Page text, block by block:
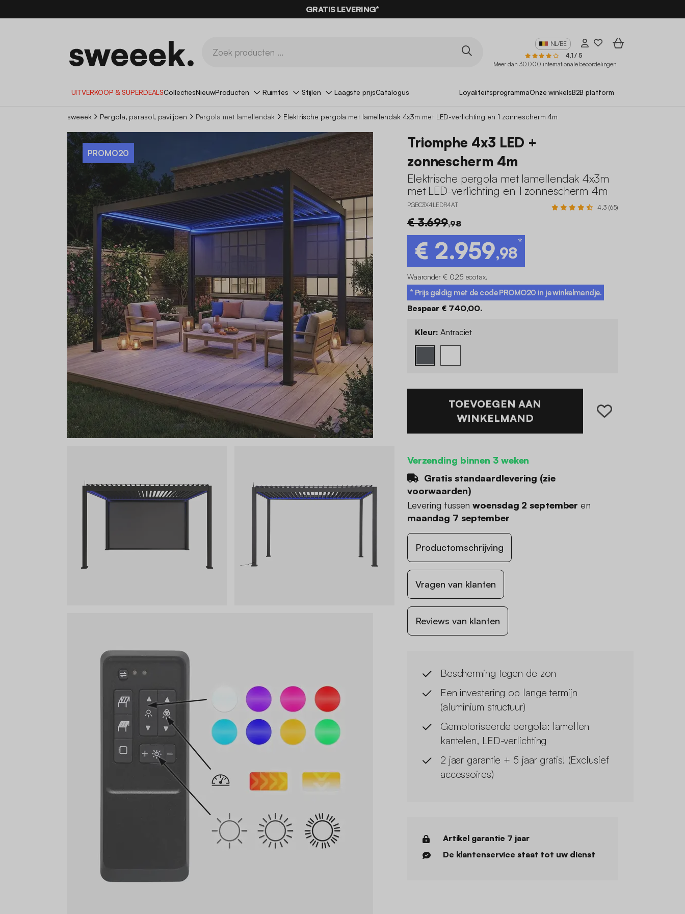
AANBIEDINGEN*MET DE
GRATIS LEVERING*
NL/BE
4,1 / 5
Meer dan 30.000 internationale beoordelingen
UITVERKOOP & SUPERDEALSCollectiesNieuwProducten Ruimtes Stijlen Laagste prijsCatalogus LoyaliteitsprogrammaOnze winkelsB2B platform
sweeek Pergola, parasol, paviljoen Pergola met lamellendak Elektrische pergola met lamellendak 4x3m met LED-verlichting en 1 zonnescherm 4m
PROMO20
Triomphe 4x3 LED +
zonnescherm 4m
Elektrische pergola met lamellendak 4x3m
met LED-verlichting en 1 zonnescherm 4m
PGBC3X4LEDR4AT 4.3 (65)
€ 3.699,98
€ 2.959,98
*
Waaronder € 0,25 ecotax.
* Prijs geldig met de codePROMO20 in je winkelmandje.
Bespaar € 740,00.
Kleur: Antraciet
TOEVOEGEN AAN
WINKELMAND
Verzending binnen 3 weken
Gratis standaardlevering (zie
voorwaarden)
Levering tussenwoensdag 2 september en
maandag 7 september
Productomschrijving
Vragen van klanten
Reviews van klanten
Bescherming tegen de zon
Een investering op lange termijn
(aluminium structuur)
Gemotoriseerde pergola: lamellen
kantelen, LED-verlichting
2 jaar garantie + 5 jaar gratis! (Exclusief
accessoires)
Artikel garantie 7 jaar
De klantenservice staat tot uw dienst